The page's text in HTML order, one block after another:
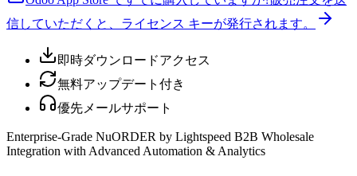
信していただくと、ライセンス キーが発行されます。
即時ダウンロードアクセス
無料アップデート付き
優先メールサポート
Enterprise-Grade NuORDER by Lightspeed B2B Wholesale
Integration with Advanced Automation & Analytics